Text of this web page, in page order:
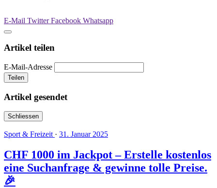
E-Mail TwitterFacebook Whatsapp
Artikel teilen
E-Mail-Adresse
Teilen
Artikel gesendet
Schliessen
Sport & Freizeit · 31. Januar 2025
CHF 1000 im Jackpot – Erstelle kostenlos
eine Suchanfrage & gewinne tolle Preise.
🎉